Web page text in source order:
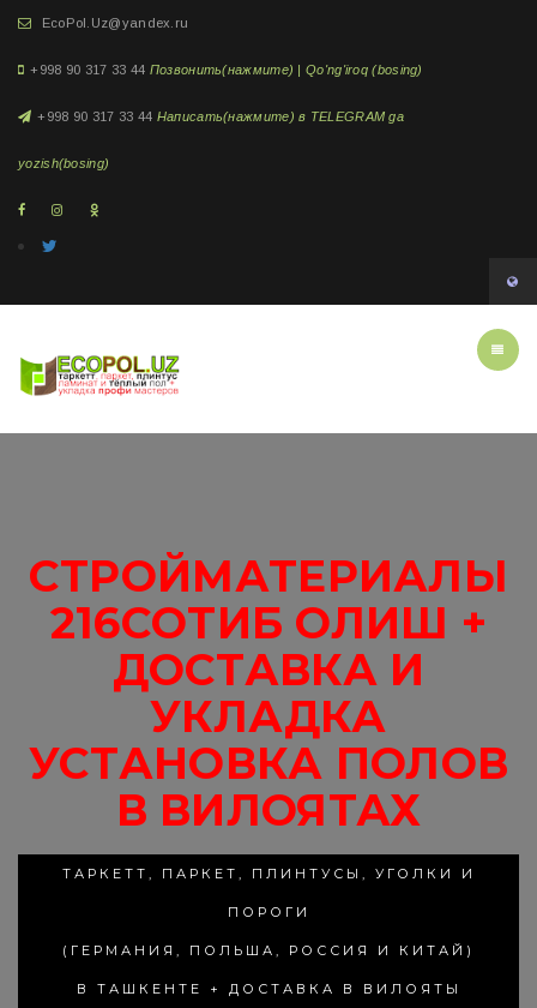
EcoPol.Uz@yandex.ru
+998 90 317 33 44 Позвонить(нажмите) | Qo'ng'iroq (bosing)
+998 90 317 33 44 Написать(нажмите) в TELEGRAM ga
yozish(bosing)
СТРОЙМАТЕРИАЛЫ
216СОТИБ ОЛИШ +
ДОСТАВКА И
УКЛАДКА
УСТАНОВКА ПОЛОВ
В ВИЛОЯТАХ
ТАРКЕТТ, ПАРКЕТ, ПЛИНТУСЫ, УГОЛКИ И
ПОРОГИ
(ГЕРМАНИЯ, ПОЛЬША, РОССИЯ И КИТАЙ)
В ТАШКЕНТЕ + ДОСТАВКА В ВИЛОЯТЫ